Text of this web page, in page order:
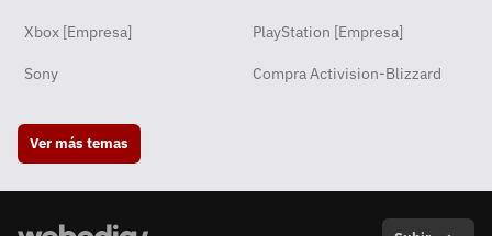
Xbox [Empresa] PlayStation [Empresa]
Sony Compra Activision-Blizzard
Ver más temas